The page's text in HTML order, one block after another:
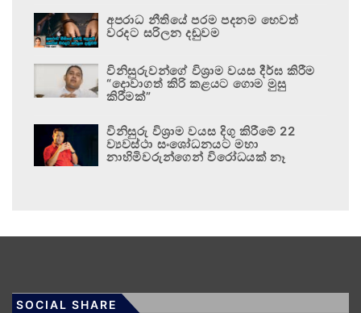
අපරාධ නීතියේ පරම පදනම හෙවත්
වරදට සරිලන දඬුවම
විනිසුරුවන්ගේ විශ්‍රාම වයස දීර්ඝ කිරීම
“දොවාගත් කිරි කළයට ගොම මුසු
කිරීමක්”
විනිසුරු විශ්‍රාම වයස දිගු කිරීමේ 22
ව්‍යවස්ථා සංශෝධනයට මහා
නාහිමිවරුන්ගෙන් විරෝධයක් නෑ
SOCIAL SHARE